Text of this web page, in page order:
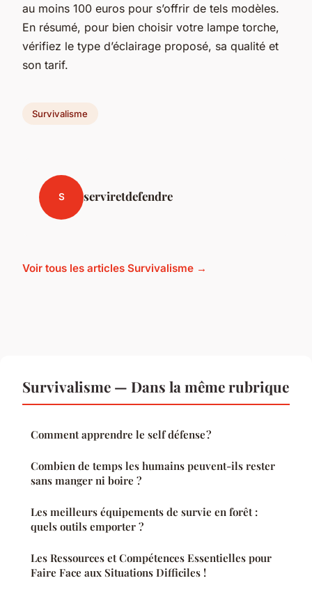
au moins 100 euros pour s’offrir de tels modèles.
En résumé, pour bien choisir votre lampe torche,
vérifiez le type d’éclairage proposé, sa qualité et
son tarif.
Survivalisme
S serviretdefendre
Voir tous les articles Survivalisme →
Survivalisme — Dans la même rubrique
Comment apprendre le self défense ?
Combien de temps les humains peuvent-ils rester
sans manger ni boire ?
Les meilleurs équipements de survie en forêt :
quels outils emporter ?
Les Ressources et Compétences Essentielles pour
Faire Face aux Situations Difficiles !